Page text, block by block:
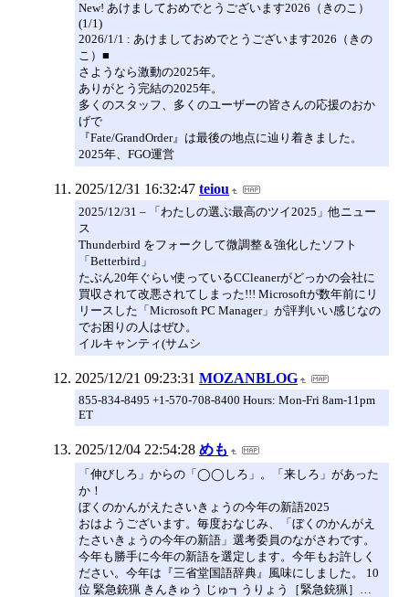
New! あけましておめでとうございます2026（きのこ）
(1/1)
2026/1/1 : あけましておめでとうございます2026（きの
こ）■
さようなら激動の2025年。
ありがとう完結の2025年。
多くのスタッフ、多くのユーザーの皆さんの応援のおか
げで
『Fate/GrandOrder』は最後の地点に辿り着きました。
2025年、FGO運営
2025/12/31 16:32:47 teiou
2025/12/31 – 「わたしの選ぶ最高のツイ2025」他ニュー
ス
Thunderbird をフォークして微調整＆強化したソフト
「Betterbird」
たぶん20年ぐらい使っているCCleanerがどっかの会社に
買収されて改悪されてしまった!!! Microsoftが数年前にリ
リースした「Microsoft PC Manager」が評判いい感じなの
でお困りの人はぜひ。
イルキャンティ(サムシ
2025/12/21 09:23:31 MOZANBLOG
855-834-8495 +1-570-708-8400 Hours: Mon-Fri 8am-11pm
ET
2025/12/04 22:54:28 めも
「伸びしろ」からの「◯◯しろ」。「来しろ」があった
か！
ぼくのかんがえたさいきょうの今年の新語2025
おはようございます。毎度おなじみ、「ぼくのかんがえ
たさいきょうの今年の新語」選考委員のながさわです。
今年も勝手に今年の新語を選定します。今年もお許しく
ださい。今年は『三省堂国語辞典』風味にしました。 10
位 緊急銃猟 きんきゅう じゅ┓うりょう［緊急銃猟］…